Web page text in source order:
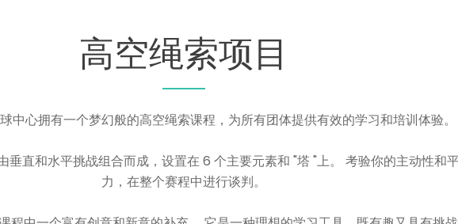
高空绳索项目
中心拥有一个梦幻般的高空绳索课程，为所有团体提供有效的学习和培训体验。
垂直和水平挑战组合而成，设置在 6 个主要元素和 "塔 "上。 考验你的主动性和
力，在整个赛程中进行谈判。